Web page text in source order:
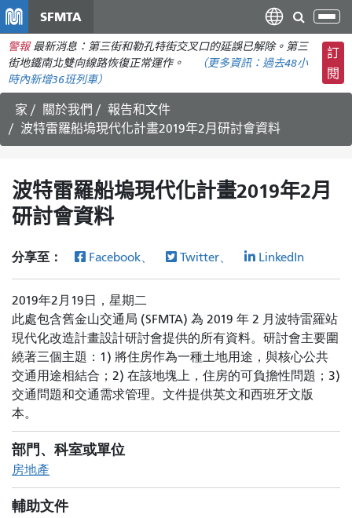
主
要
SFMTA
切
換
導
航
警報 最新消息：第三街和勒孔特街交叉口的延誤已解除。第三
街地鐵南北雙向線路恢復正常運作。
（更多資訊： 過去48小
時內新增36班列車）
訂
閱
家 關於我們
報告和文件
波特雷羅船塢現代化計畫2019年2月研討會資料
波特雷羅船塢現代化計畫2019年2月
研討會資料
分享至： Facebook、 Twitter、 LinkedIn
2019年2月19日，星期二
此處包含舊金山交通局 (SFMTA) 為 2019 年 2 月波特雷羅站
現代化改造計畫設計研討會提供的所有資料。研討會主要圍
繞著三個主題：1) 將住房作為一種土地用途，與核心公共
交通用途相結合；2) 在該地塊上，住房的可負擔性問題；3)
交通問題和交通需求管理。文件提供英文和西班牙文版
本。
部門、科室或單位
房地產
輔助文件